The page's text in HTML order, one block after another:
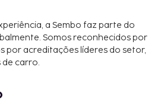
a Sembo faz parte do
Somos reconhecidos por
por acreditações líderes do setor,
de carro.